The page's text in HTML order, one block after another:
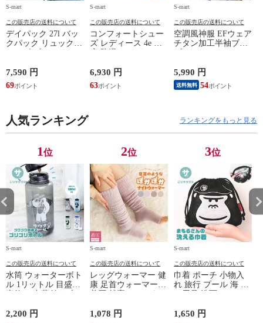
S-mart
この販売店の送料について
デイパック 27l バッ
クパック リュック
サイズ ブランド ロ
鞄 機内持ち込み 夏
スラッシャー
THRASHER r1929
7,590 円
69
S-mart
この販売店の送料について
コンフォートシュー
ズ レディース 4e 幅
広 防滑 サイドファ
シューズ 黒 トパー
ズ モア 靴 カジュア
ルシューズ 外反母趾
TOPAZ 1410
6,930 円
63
S-mart
この販売店の送料について
空調風神服 EFウェア
チタン加工半袖ブル
ゾン ベスト ファン
ジャケット 遮熱 作
業服 作業着 上着 ア
タックベース KF100
5,990 円
送料無料 54
人気ランキング ランキングをもっと見る
1位
S-mart
この販売店の送料について
水筒 ウォーターボト
ル 1リットル 目盛り
直飲み 中蓋付き 大
マイボトル 動物 ア
2,200 円
2位
S-mart
この販売店の送料について
レッグウォーマー 健
康 足首ウォーマー
着圧 就寝 おしゃれ
ふんわり 足湯のよう
1,078 円
3位
S-mart
この販売店の送料について
巾着 ポーチ 小物入
れ 旅行 プール 海 バ
ス用品 洗面セット
サウナ ごリラックス
1,650 円